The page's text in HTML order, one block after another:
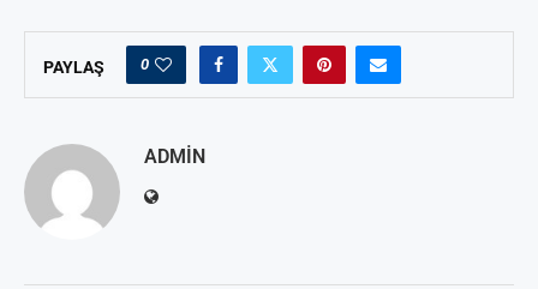
PAYLAŞ 0
ADMIN